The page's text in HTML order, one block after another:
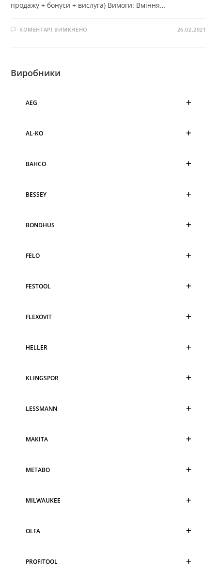
продажу + бонуси + вислуга) Вимоги: Вміння…
КОМЕНТАРІ ВИМКНЕНО 26.02.2021
Виробники
AEG
AL-KO
BAHCO
BESSEY
BONDHUS
FELO
FESTOOL
FLEXOVIT
HELLER
KLINGSPOR
LESSMANN
MAKITA
METABO
MILWAUKEE
OLFA
PROFITOOL